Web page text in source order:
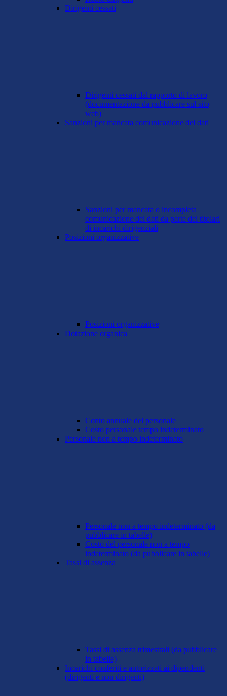
Dirigenti cessati
Dirigenti cessati dal rapporto di lavoro
(documentazione da pubblicare sul sito
web)
Sanzioni per mancata comunicazione dei dati
Sanzioni per mancata o incompleta
comunicazione dei dati da parte dei titolari
di incarichi dirigenziali
Posizioni organizzative
Posizioni organizzative
Dotazione organica
Conto annuale del personale
Costo personale tempo indeterminato
Personale non a tempo indeterminato
Personale non a tempo indeterminato (da
pubblicare in tabelle)
Costo del personale non a tempo
indeterminato (da pubblicare in tabelle)
Tassi di assenza
Tassi di assenza trimestrali (da pubblicare
in tabelle)
Incarichi conferiti e autorizzati ai dipendenti
(dirigenti e non dirigenti)